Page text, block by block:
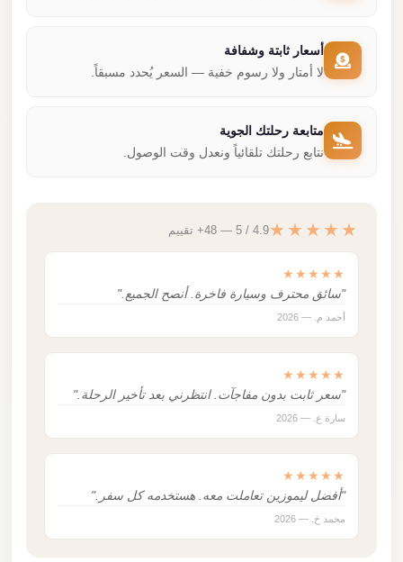
أسعار ثابتة وشفافة
لا أمتار ولا رسوم خفية — السعر يُحدد مسبقاً.
متابعة رحلتك الجوية
نتابع رحلتك تلقائياً ونعدل وقت الوصول.
★★★★★4.9 / 5 — 48+ تقييم
★★★★★
"سائق محترف وسيارة فاخرة. أنصح الجميع."
أحمد م. — 2026
★★★★★
"سعر ثابت بدون مفاجآت. انتظرني بعد تأخير الرحلة."
سارة ع. — 2026
★★★★★
"أفضل ليموزين تعاملت معه. هستخدمه كل سفر."
محمد خ. — 2026